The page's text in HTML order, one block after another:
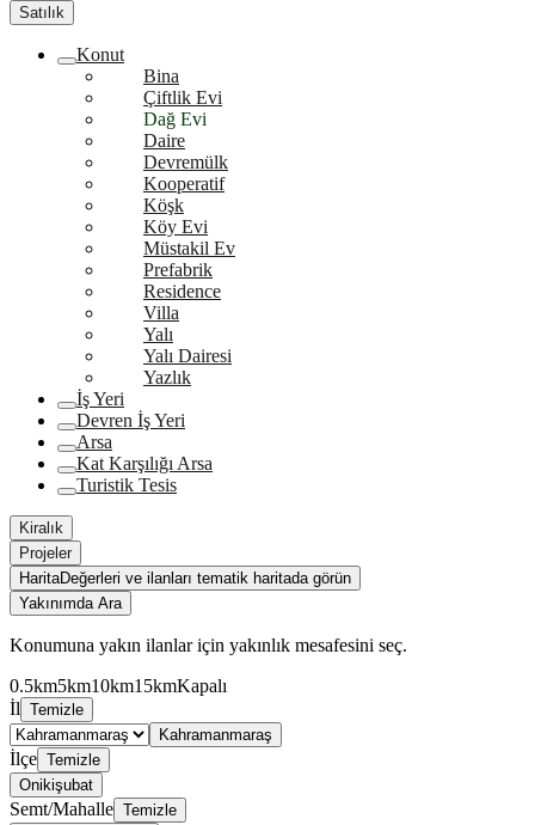
Satılık
Konut
Bina
Çiftlik Evi
Dağ Evi
Daire
Devremülk
Kooperatif
Köşk
Köy Evi
Müstakil Ev
Prefabrik
Residence
Villa
Yalı
Yalı Dairesi
Yazlık
İş Yeri
Devren İş Yeri
Arsa
Kat Karşılığı Arsa
Turistik Tesis
Kiralık
Projeler
HaritaDeğerleri ve ilanları tematik haritada görün
Yakınımda Ara
Konumuna yakın ilanlar için yakınlık mesafesini seç.
0.5km5km10km15kmKapalı
İl Temizle
Kahramanmaraş
İlçe Temizle
Onikişubat
Semt/Mahalle Temizle